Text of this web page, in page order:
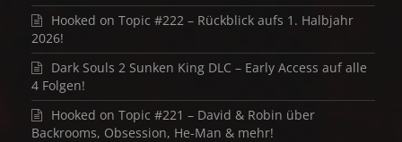
Hooked on Topic #222 – Rückblick aufs 1. Halbjahr
2026!
Dark Souls 2 Sunken King DLC – Early Access auf alle
4 Folgen!
Hooked on Topic #221 – David & Robin über
Backrooms, Obsession, He-Man & mehr!